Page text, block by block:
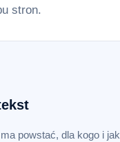
stron.
powstać, dla kogo i